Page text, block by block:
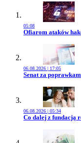
05:08
Przejdź do artykułu:
Ofiarom ataków
06.08.2026 | 17:05
Przejdź do artykułu:
Senat za
06.08.2026 | 05:34
Przejdź do artykułu:
Co dalej z fundacją